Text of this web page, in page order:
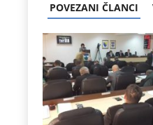
POVEZANI ČLANCI